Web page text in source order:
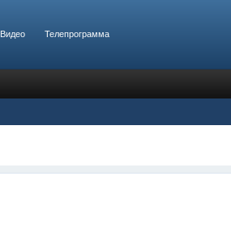
Видео
Телепрограмма